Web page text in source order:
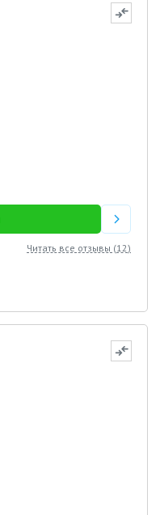
Читать все отзывы (12)